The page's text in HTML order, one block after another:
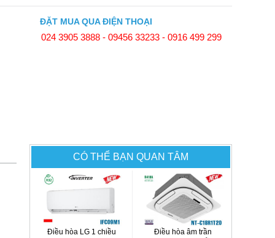
ĐẶT MUA QUA ĐIỆN THOẠI
024 3905 3888 - 09456 33233 - 0916 499 299
CÓ THỂ BẠN QUAN TÂM
Điều hòa LG 1 chiều
Điều hòa âm trần